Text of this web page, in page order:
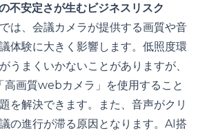
不安定さが生むビジネスリスク
は、会議カメラが提供する画質や音
体験に大きく影響します。低照度環
うまくいかないことがありますが、
画質webカメラ」を使用すること
を解決できます。また、音声がクリ
の進行が滞る原因となります。AI搭